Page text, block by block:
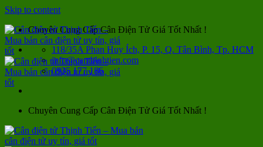
Skip to content
Chuyên Cung Cấp Cân Điện Tử Giá Tốt Nhất !
118/35A Phan Huy Ích, P. 15, Q. Tân Bình, Tp. HCM
info@canthinhtien.com
0935 177 186
Chuyên Cung Cấp Cân Điện Tử Giá Tốt Nhất !